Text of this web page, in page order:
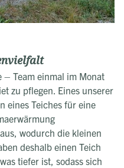
Team einmal im Monat
zu pflegen. Eines unserer
eines Teiches für eine
wodurch die kleinen
deshalb einen Teich
tiefer ist, sodass sich